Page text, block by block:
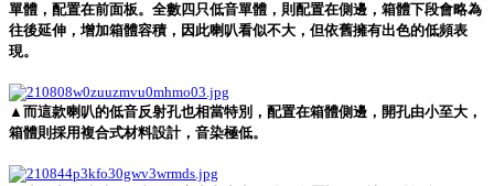
單體，配置在前面板。全數四只低音單體，則配置在側邊，箱體下段會略為
往後延伸，增加箱體容積，因此喇叭看似不大，但依舊擁有出色的低頻表
現。
▲而這款喇叭的低音反射孔也相當特別，配置在箱體側邊，開孔由小至大，
箱體則採用複合式材料設計，音染極低。